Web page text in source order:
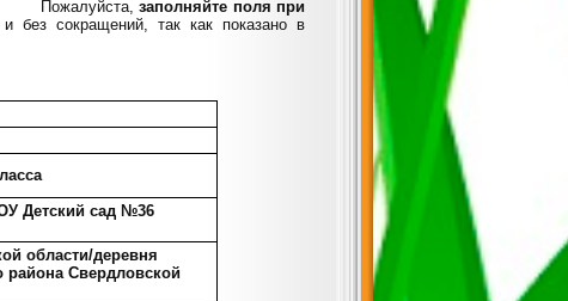
Пожалуйста,заполняйте поля при
и без сокращений, так как показано в
Детский сад №36
области/деревня
района Свердловской